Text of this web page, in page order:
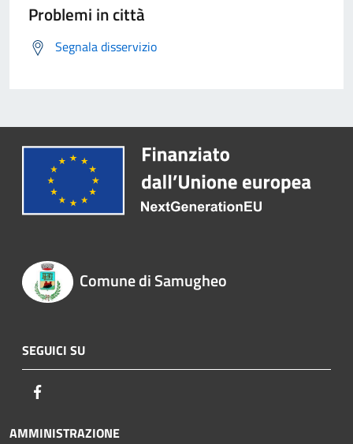
Problemi in città
Segnala disservizio
Comune di Samugheo
SEGUICI SU
AMMINISTRAZIONE